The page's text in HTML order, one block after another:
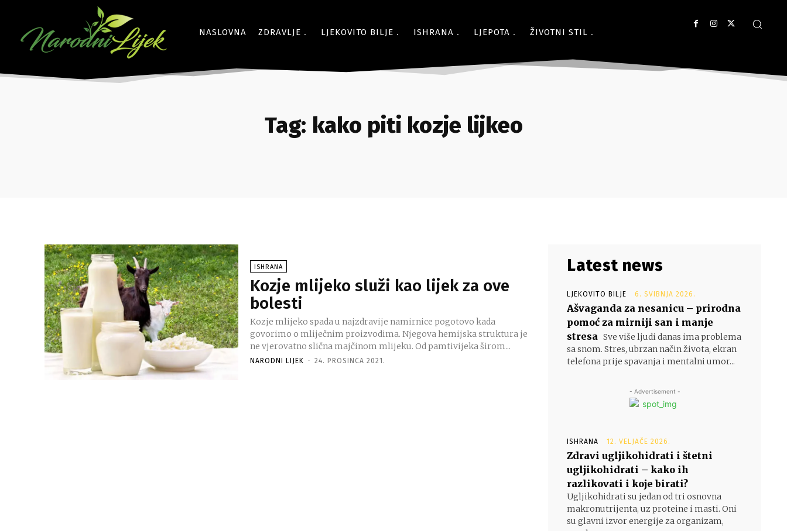
NASLOVNA ZDRAVLJE LJEKOVITO BILJE ISHRANA LJEPOTA ŽIVOTNI STIL
Tag: kako piti kozje lijkeo
ISHRANA
Kozje mlijeko služi kao lijek za ove
bolesti
Kozje mlijeko spada u najzdravije namirnice pogotovo kada
govorimo o mliječnim proizvodima. Njegova hemijska struktura je
ne vjerovatno slična majčinom mlijeku. Od pamtivijeka širom...
NARODNI LIJEK - 24. PROSINCA 2021.
Latest news
LJEKOVITO BILJE 6. SVIBNJA 2026.
Ašvaganda za nesanicu – prirodna
pomoć za mirniji san i manje
stresa Sve više ljudi danas ima problema
sa snom. Stres, ubrzan način života, ekran
telefona prije spavanja i mentalni umor...
- Advertisement -
ISHRANA 12. VELJAČE 2026.
Zdravi ugljikohidrati i štetni
ugljikohidrati – kako ih
razlikovati i koje birati?
Ugljikohidrati su jedan od tri osnovna
makronutrijenta, uz proteine i masti. Oni
su glavni izvor energije za organizam,